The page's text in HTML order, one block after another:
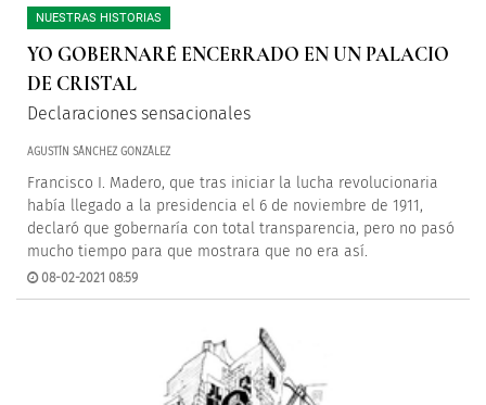
NUESTRAS HISTORIAS
YO GOBERNARÉ ENCERRADO EN UN PALACIO
DE CRISTAL
Declaraciones sensacionales
AGUSTÍN SÁNCHEZ GONZÁLEZ
Francisco I. Madero, que tras iniciar la lucha revolucionaria
había llegado a la presidencia el 6 de noviembre de 1911,
declaró que gobernaría con total transparencia, pero no pasó
mucho tiempo para que mostrara que no era así.
08-02-2021 08:59